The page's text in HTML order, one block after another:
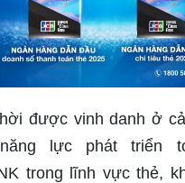
được vinh danh ở
lực phát triển
trong lĩnh vực thẻ,